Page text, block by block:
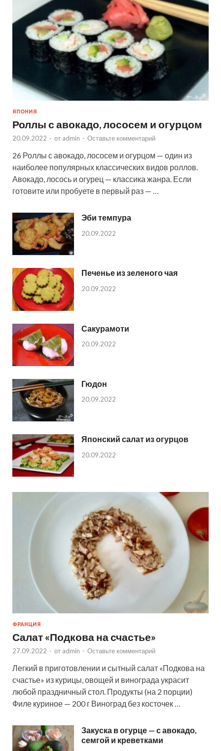
ЯПОНИЯ
Роллы с авокадо, лососем и огурцом
20.09.2022 - от admin - Оставьте комментарий
26 Роллы с авокадо, лососем и огурцом — один из
наиболее популярных классических видов роллов.
Авокадо, лосось и огурец — классика жанра. Если
готовите или пробуете в первый раз — …
Эби темпура
20.09.2022
Печенье из зеленого чая
20.09.2022
Сакурамоти
20.09.2022
Гюдон
20.09.2022
Японский салат из огурцов
20.09.2022
ФРАНЦИЯ
Салат «Подкова на счастье»
27.09.2022 - от admin - Оставьте комментарий
Легкий в приготовлении и сытный салат «Подкова на
счастье» из курицы, овощей и винограда украсит
любой праздничный стол. Продукты (на 2 порции)
Филе куриное — 200 г Виноград без косточек …
Закуска в огурце — с авокадо,
семгой и креветками